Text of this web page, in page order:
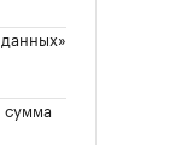
сумма